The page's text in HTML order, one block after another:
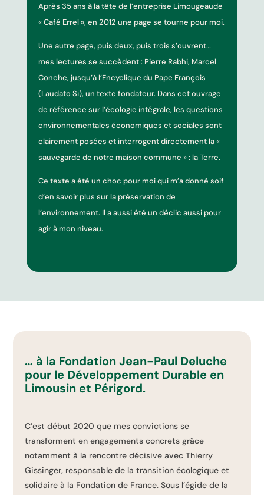
Après 35 ans à la tête de l’entreprise Limougeaude
« Café Errel », en 2012 une page se tourne pour moi.
Une autre page, puis deux, puis trois s’ouvrent…
mes lectures se succèdent : Pierre Rabhi, Marcel
Conche, jusqu’à l’Encyclique du Pape François
(Laudato Si), un texte fondateur. Dans cet ouvrage
de référence sur l’écologie intégrale, les questions
environnementales économiques et sociales sont
clairement posées et interrogent directement la «
sauvegarde de notre maison commune » : la Terre.
Ce texte a été un choc pour moi qui m’a donné soif
d’en savoir plus sur la préservation de
l’environnement. Il a aussi été un déclic aussi pour
agir à mon niveau.
… à la Fondation Jean-Paul Deluche
pour le Développement Durable en
Limousin et Périgord.
C’est début 2020 que mes convictions se
transforment en engagements concrets grâce
notamment à la rencontre décisive avec Thierry
Gissinger, responsable de la transition écologique et
solidaire à la Fondation de France. Sous l’égide de la